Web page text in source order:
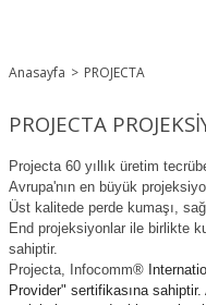
Anasayfa PROJECTA
PROJECTA
Projecta 60 yıllık üretim
Avrupa'nın en büyük
Üst kalitede perde kumaşı,
End projeksiyonlar ile birlikte
sahiptir.
Projecta, Infocomm®
Provider" sertifikasına sahiptir.